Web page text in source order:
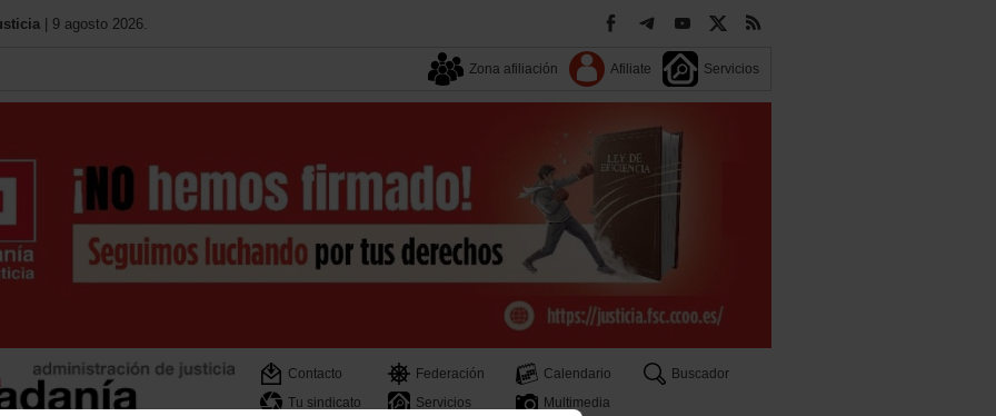
| 9 agosto 2026.
Zona afiliación Afiliate Servicios
Contacto Federación Calendario
Buscador
Tu sindicato
Servicios Multimedia